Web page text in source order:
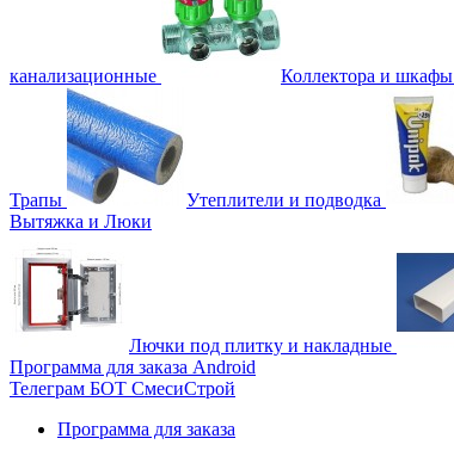
канализационные Коллектора и шкафы
Трапы Утеплители и подводка
Вытяжка и Люки
Лючки под плитку и накладные
Программа для заказа Android
Телеграм БОТ СмесиСтрой
Программа для заказа